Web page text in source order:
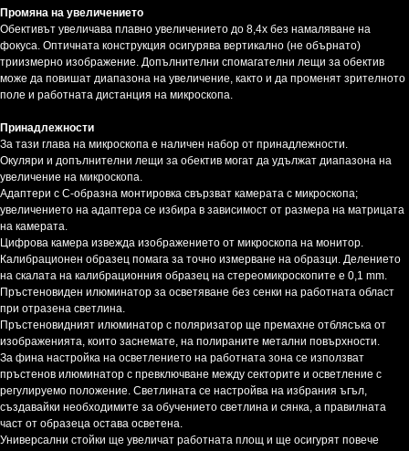
Промяна на увеличението
Обективът увеличава плавно увеличението до 8,4x без намаляване на
фокуса. Оптичната конструкция осигурява вертикално (не обърнато)
триизмерно изображение. Допълнителни спомагателни лещи за обектив
може да повишат диапазона на увеличение, както и да променят зрителното
поле и работната дистанция на микроскопа.
Принадлежности
За тази глава на микроскопа е наличен набор от принадлежности.
Окуляри и допълнителни лещи за обектив могат да удължат диапазона на
увеличение на микроскопа.
Адаптери с C-образна монтировка свързват камерата с микроскопа;
увеличението на адаптера се избира в зависимост от размера на матрицата
на камерата.
Цифрова камера извежда изображението от микроскопа на монитор.
Калибрационен образец помага за точно измерване на образци. Делението
на скалата на калибрационния образец на стереомикроскопите е 0,1 mm.
Пръстеновиден илюминатор за осветяване без сенки на работната област
при отразена светлина.
Пръстеновидният илюминатор с поляризатор ще премахне отблясъка от
изображенията, които заснемате, на полираните метални повърхности.
За фина настройка на осветлението на работната зона се използват
пръстенов илюминатор с превключване между секторите и осветление с
регулируемо положение. Светлината се настройва на избрания ъгъл,
създавайки необходимите за обучението светлина и сянка, а правилната
част от образеца остава осветена.
Универсални стойки ще увеличат работната площ и ще осигурят повече